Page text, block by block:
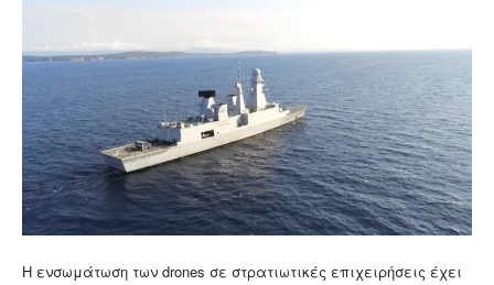
Η ενσωμάτωση των drones σε στρατιωτικές επιχειρήσεις έχει